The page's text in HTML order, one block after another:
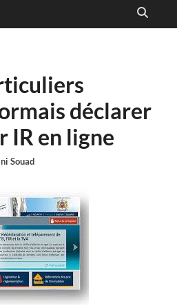
déclarer
IR en ligne
Souad